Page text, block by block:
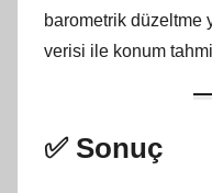
barometrik düzeltme
verisi ile konum
✅ Sonuç